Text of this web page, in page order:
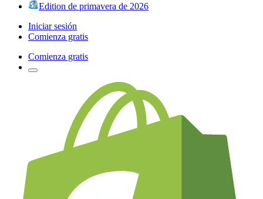
Edition de primavera de 2026
Iniciar sesión
Comienza gratis
Comienza gratis